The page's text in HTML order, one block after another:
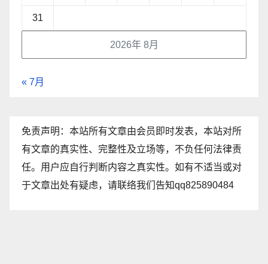
2026年 8月
31
« 7月
免责声明：本站所有文章由会员即时发表，本站对所
有文章的真实性、完整性及立场等，不负任何法律责
任。用户应自行判断内容之真实性。如有不适当或对
于文章出处有疑虑，请联络我们告知qq825890484